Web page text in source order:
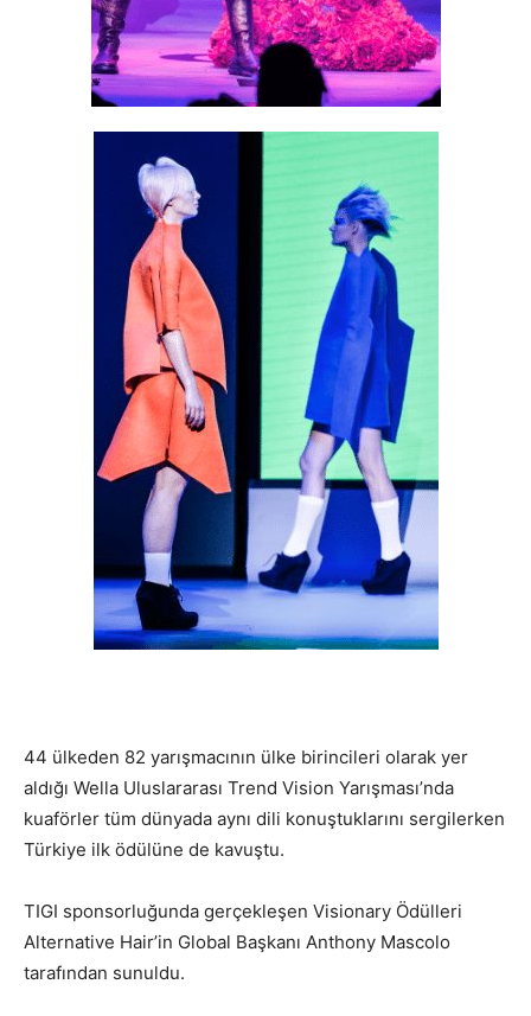
44 ülkeden 82 yarışmacının ülke birincileri olarak yer
aldığı Wella Uluslararası Trend Vision Yarışması’nda
kuaförler tüm dünyada aynı dili konuştuklarını sergilerken
Türkiye ilk ödülüne de kavuştu.
TIGI sponsorluğunda gerçekleşen Visionary Ödülleri
Alternative Hair’in Global Başkanı Anthony Mascolo
tarafından sunuldu.